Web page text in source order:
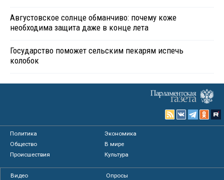
Августовское солнце обманчиво: почему коже
необходима защита даже в конце лета
Государство поможет сельским пекарям испечь
колобок
Политика
Экономика
Общество
В мире
Происшествия
Культура
Видео
Опросы